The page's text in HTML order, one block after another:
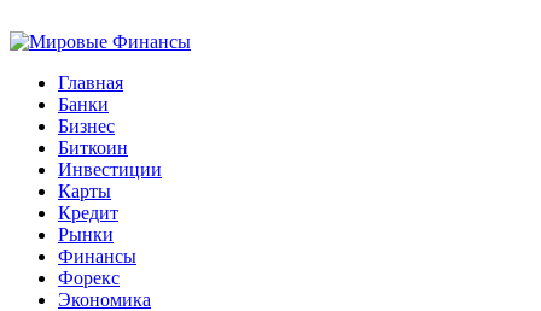
Главная
Банки
Бизнес
Биткоин
Инвестиции
Карты
Кредит
Рынки
Финансы
Форекс
Экономика